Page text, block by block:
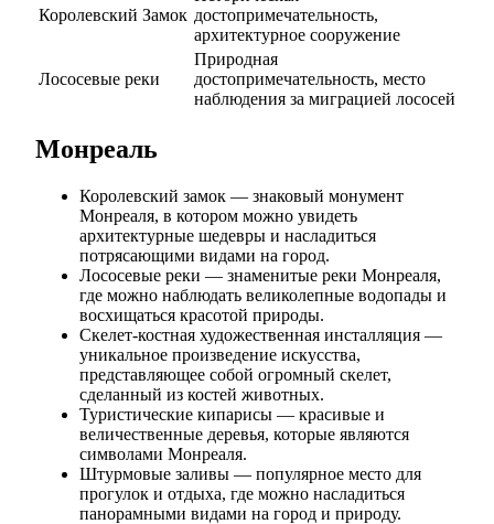
Королевский Замок достопримечательность,
архитектурное сооружение
Лососевые реки
Природная
достопримечательность, место
наблюдения за миграцией лососей
Монреаль
Королевский замок — знаковый монумент
Монреаля, в котором можно увидеть
архитектурные шедевры и насладиться
потрясающими видами на город.
Лососевые реки — знаменитые реки Монреаля,
где можно наблюдать великолепные водопады и
восхищаться красотой природы.
Скелет-костная художественная инсталляция —
уникальное произведение искусства,
представляющее собой огромный скелет,
сделанный из костей животных.
Туристические кипарисы — красивые и
величественные деревья, которые являются
символами Монреаля.
Штурмовые заливы — популярное место для
прогулок и отдыха, где можно насладиться
панорамными видами на город и природу.